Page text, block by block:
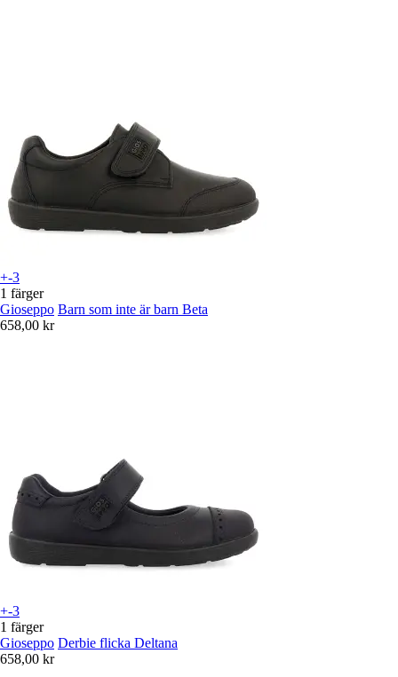
+-3
1 färger
Gioseppo Barn som inte är barn Beta
658,00 kr
+-3
1 färger
Gioseppo Derbie flicka Deltana
658,00 kr